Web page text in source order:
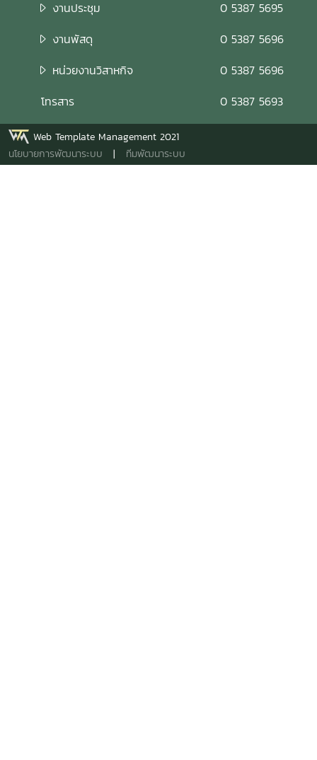
งานประชุม
0 5387 5695
งานพัสดุ
0 5387 5696
หน่วยงานวิสาหกิจ
0 5387 5696
โทรสาร
0 5387 5693
Web Template Management 2021
นโยบายการพัฒนาระบบ | ทีมพัฒนาระบบ